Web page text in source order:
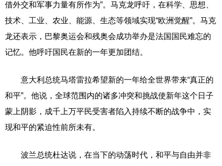
借外交和军事力量有所作为”。马克龙呼吁，在科学、思想、
技术、工业、农业、能源、生态等领域实现“欧洲觉醒”。马克
龙还表示，巴黎奥运会和残奥会成功举办是法国国民难忘的
记忆。他呼吁国民在新的一年更加团结。
意大利总统马塔雷拉希望新的一年给全世界带来“真正的
和平”。他说，全球范围内的诸多冲突和挑战使新年这个日子
蒙上阴影，成千上万平民受害者陷入持续不断的战争中，实
现和平的紧迫性前所未有。
波兰总统杜达说，在当下的动荡时代，和平与自由并非